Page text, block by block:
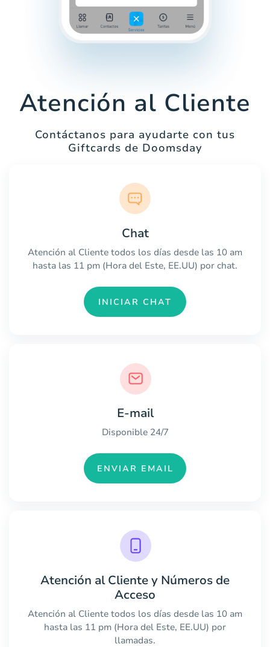
Atención al Cliente
Contáctanos para ayudarte con tus
Giftcards de Doomsday
Chat
Atención al Cliente todos los días desde las 10 am
hasta las 11 pm (Hora del Este, EE.UU) por chat.
INICIAR CHAT
E-mail
Disponible 24/7
ENVIAR EMAIL
Atención al Cliente y Números de
Acceso
Atención al Cliente todos los días desde las 10 am
hasta las 11 pm (Hora del Este, EE.UU) por
llamadas.